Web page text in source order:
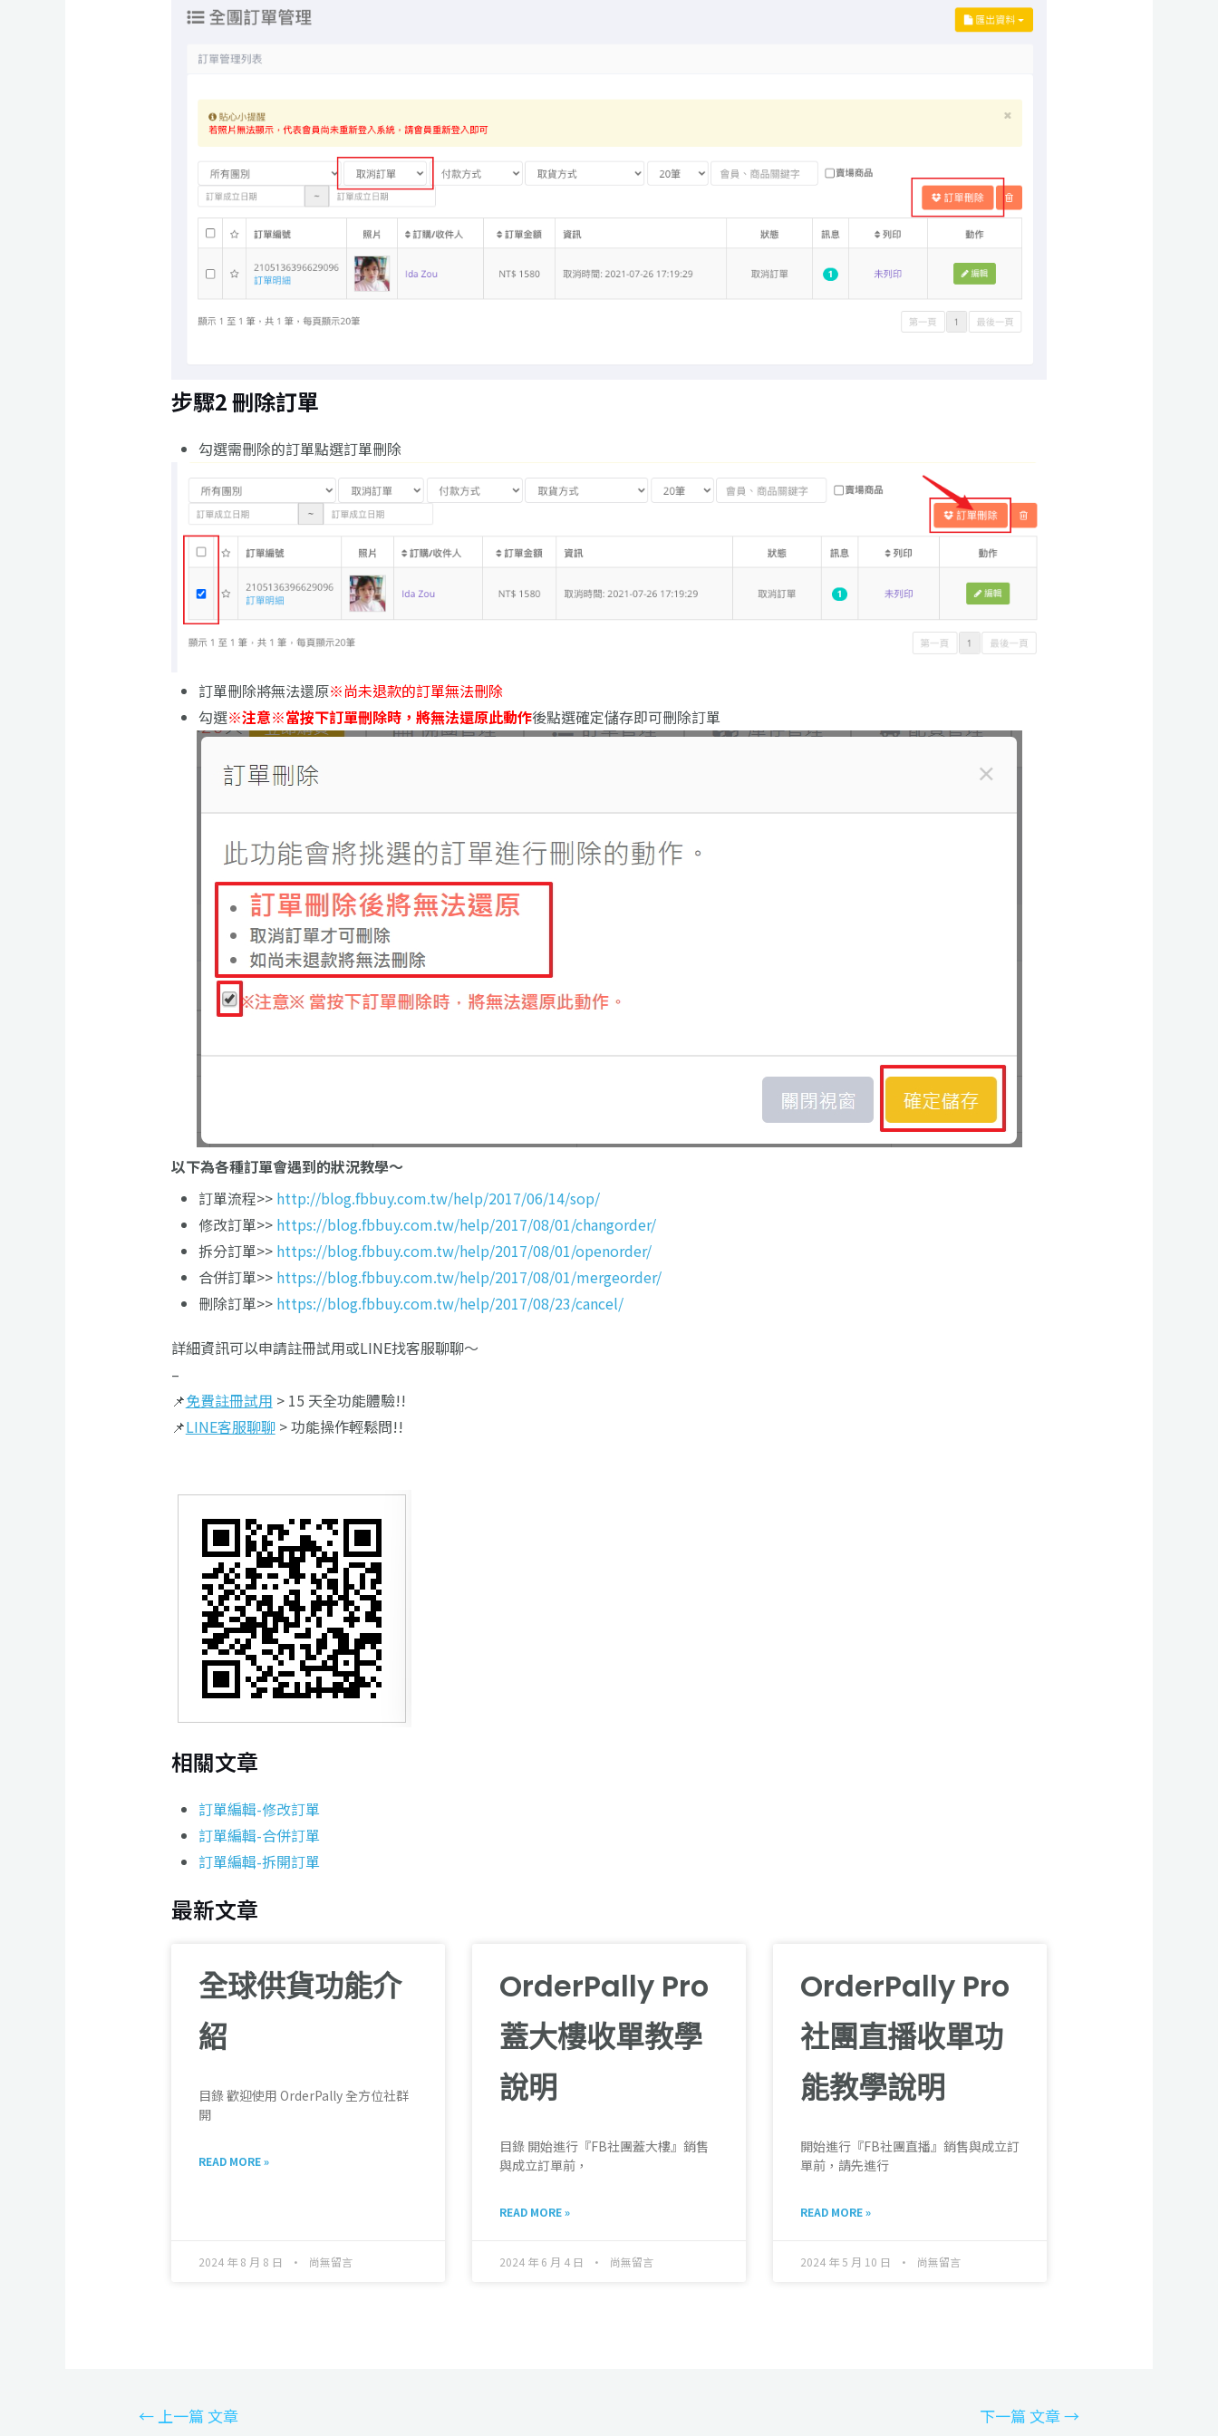
步驟2 刪除訂單
勾選需刪除的訂單點選訂單刪除
訂單刪除將無法還原※尚未退款的訂單無法刪除
勾選※注意※當按下訂單刪除時，將無法還原此動作後點選確定儲存即可刪除訂單
以下為各種訂單會遇到的狀況教學～
訂單流程>> http://blog.fbbuy.com.tw/help/2017/06/14/sop/
修改訂單>> https://blog.fbbuy.com.tw/help/2017/08/01/changorder/
拆分訂單>> https://blog.fbbuy.com.tw/help/2017/08/01/openorder/
合併訂單>> https://blog.fbbuy.com.tw/help/2017/08/01/mergeorder/
刪除訂單>> https://blog.fbbuy.com.tw/help/2017/08/23/cancel/
詳細資訊可以申請註冊試用或LINE找客服聊聊～
–
📌免費註冊試用 > 15 天全功能體驗!!
📌LINE客服聊聊> 功能操作輕鬆問!!
相關文章
訂單編輯-修改訂單
訂單編輯-合併訂單
訂單編輯-拆開訂單
最新文章
全球供貨功能介
紹
目錄 歡迎使用 OrderPally 全方位社群
開
READ MORE »
2024 年 8 月 8 日 尚無留言
OrderPally Pro
蓋大樓收單教學
說明
目錄 開始進行『FB社團蓋大樓』銷售
與成立訂單前，
READ MORE »
2024 年 6 月 4 日 尚無留言
OrderPally Pro
社團直播收單功
能教學說明
開始進行『FB社團直播』銷售與成立訂
單前，請先進行
READ MORE »
2024 年 5 月 10 日 尚無留言
←上一篇 文章 下一篇 文章→